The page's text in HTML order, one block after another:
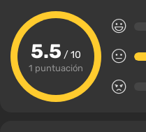
5.5 / 10
1 puntuación